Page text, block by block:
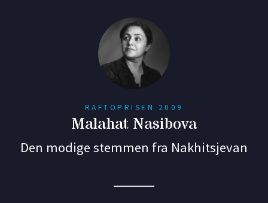
RAFTOPRISEN 2009
Malahat Nasibova
Den modige stemmen fra Nakhitsjevan